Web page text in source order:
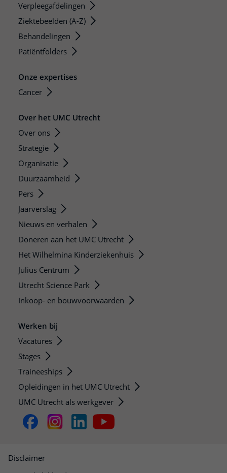
Verpleegafdelingen
Ziektebeelden (A-Z)
Behandelingen
Patiëntfolders
Onze expertises
Cancer
Over het UMC Utrecht
Over ons
Strategie
Organisatie
Duurzaamheid
Pers
Jaarverslag
Nieuws en verhalen
Doneren aan het UMC Utrecht
Het Wilhelmina Kinderziekenhuis
Julius Centrum
Utrecht Science Park
Inkoop- en bouwvoorwaarden
Werken bij
Vacatures
Stages
Traineeships
Opleidingen in het UMC Utrecht
UMC Utrecht als werkgever
Disclaimer